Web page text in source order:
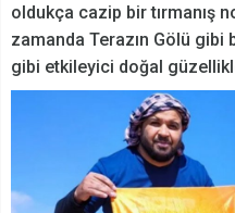
oldukça cazip bir tırmanış
zamanda Terazın Gölü
gibi etkileyici doğal